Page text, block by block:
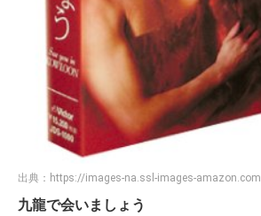
出典： https://images-na.ssl-images-amazon.com
九龍で会いましょう